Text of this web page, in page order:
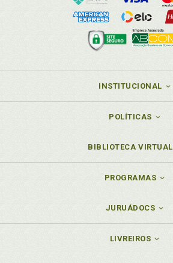
INSTITUCIONAL
POLÍTICAS
BIBLIOTECA VIRTUAL
PROGRAMAS
JURUÁDOCS
LIVREIROS